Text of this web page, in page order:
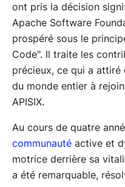
ont pris la décision
Apache Software
prospéré sous le
Code". Il traite les
précieux, ce qui a
du monde entier à
APISIX.
Au cours de quatre
communauté active et
motrice derrière sa
a été remarquable,